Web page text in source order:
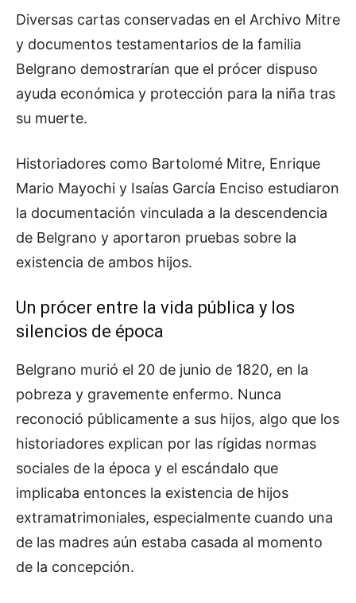
Diversas cartas conservadas en el Archivo Mitre
y documentos testamentarios de la familia
Belgrano demostrarían que el prócer dispuso
ayuda económica y protección para la niña tras
su muerte.
Historiadores como Bartolomé Mitre, Enrique
Mario Mayochi y Isaías García Enciso estudiaron
la documentación vinculada a la descendencia
de Belgrano y aportaron pruebas sobre la
existencia de ambos hijos.
Un prócer entre la vida pública y los
silencios de época
Belgrano murió el 20 de junio de 1820, en la
pobreza y gravemente enfermo. Nunca
reconoció públicamente a sus hijos, algo que los
historiadores explican por las rígidas normas
sociales de la época y el escándalo que
implicaba entonces la existencia de hijos
extramatrimoniales, especialmente cuando una
de las madres aún estaba casada al momento
de la concepción.